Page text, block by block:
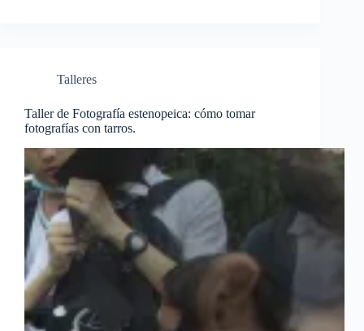
Talleres
Taller de Fotografía estenopeica: cómo tomar
fotografías con tarros.